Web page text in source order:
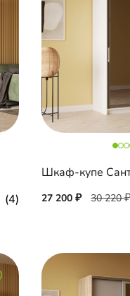
(4)
Шкаф-купе
27 200 30 220